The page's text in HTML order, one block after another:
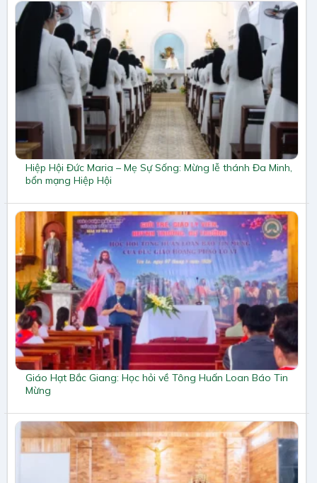
Hiệp Hội Đức Maria – Mẹ Sự Sống: Mừng lễ thánh Đa Minh,
bổn mạng Hiệp Hội
Giáo Hạt Bắc Giang: Học hỏi về Tông Huấn Loan Báo Tin
Mừng